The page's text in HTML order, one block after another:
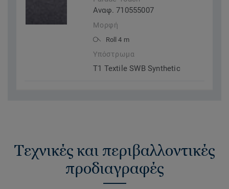
Αναφ. 710555007
Μορφή
Roll 4 m
Υπόστρωμα
T1 Textile SWB Synthetic
Τεχνικές και περιβαλλοντικές
προδιαγραφές